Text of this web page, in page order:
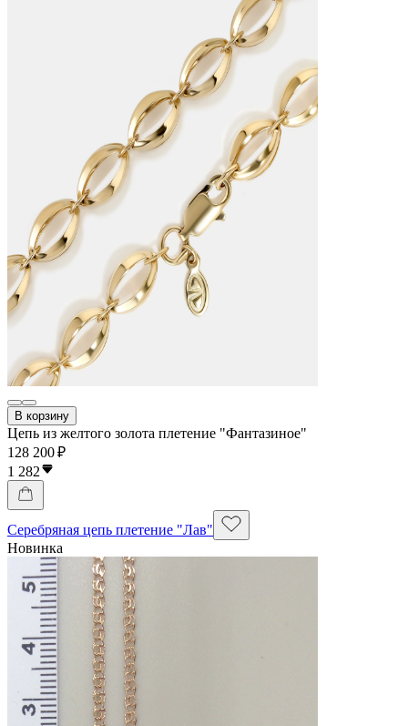
В корзину
Цепь из желтого золота плетение "Фантазиное"
128 200 ₽
1 282
Серебряная цепь плетение "Лав"
Новинка